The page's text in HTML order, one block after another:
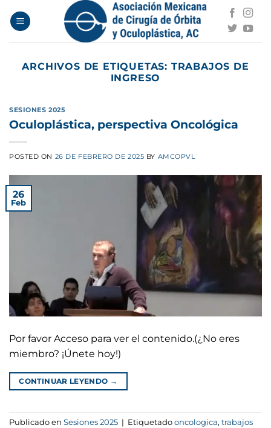
ARCHIVOS DE ETIQUETAS: TRABAJOS DE
INGRESO
SESIONES 2025
Oculoplástica, perspectiva Oncológica
POSTED ON 26 DE FEBRERO DE 2025 BY AMCOPVL
26
Feb
Por favor Acceso para ver el contenido.(¿No eres
miembro? ¡Únete hoy!)
CONTINUAR LEYENDO →
Publicado en Sesiones 2025 | Etiquetado oncologica, trabajos